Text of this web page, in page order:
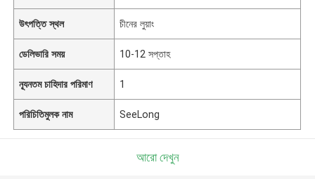
উৎপত্তি স্থল চীনের লুয়াং
ডেলিভারি সময় 10-12 সপ্তাহ
ন্যূনতম চাহিদার পরিমাণ 1
পরিচিতিমুলক নাম SeeLong
আরো দেখুন